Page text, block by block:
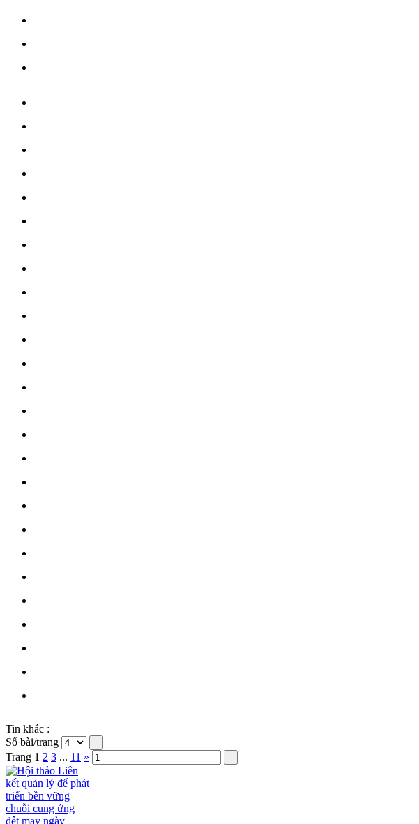
Tin khác :
Số bài/trang
Trang 1 2 3 ... 11 »